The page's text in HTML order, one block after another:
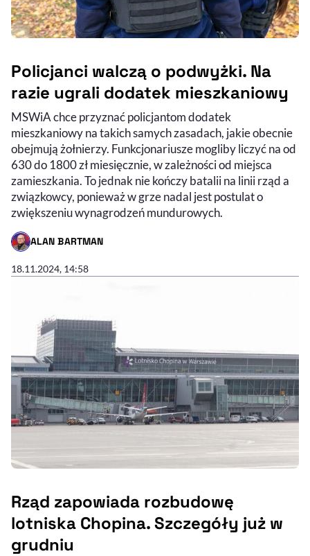
Policjanci walczą o podwyżki. Na
razie ugrali dodatek mieszkaniowy
MSWiA chce przyznać policjantom dodatek
mieszkaniowy na takich samych zasadach, jakie obecnie
obejmują żołnierzy. Funkcjonariusze mogliby liczyć na od
630 do 1800 zł miesięcznie, w zależności od miejsca
zamieszkania. To jednak nie kończy batalii na linii rząd a
związkowcy, ponieważ w grze nadal jest postulat o
zwiększeniu wynagrodzeń mundurowych.
ALAN BARTMAN
- AUTOR ARTYKUŁU - PROFIL
18.11.2024, 14:58
Rząd zapowiada rozbudowę
lotniska Chopina. Szczegóły już w
grudniu